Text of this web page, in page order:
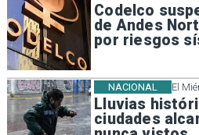
Codelco
de Andes
por riesgos
El
Lluvias
ciudades
NACIONAL